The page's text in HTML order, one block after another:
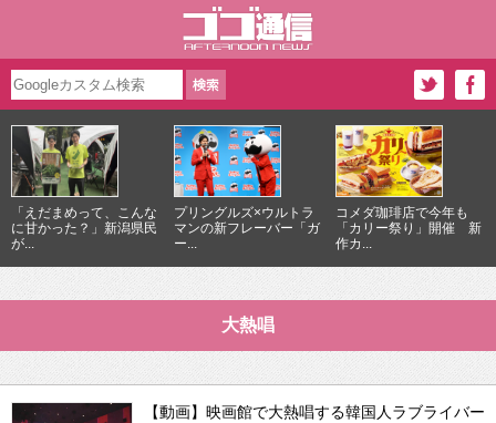
「えだまめって、こんな
に甘かった？」新潟県民
が...
プリングルズ×ウルトラ
マンの新フレーバー「ガ
ー...
コメダ珈琲店で今年も
「カリー祭り」開催 新
作カ...
大熱唱
【動画】映画館で大熱唱する韓国人ラブライバー